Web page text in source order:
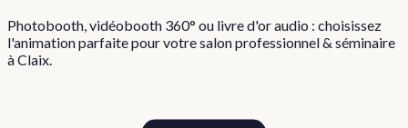
Photobooth, vidéobooth 360° ou livre d'or audio : choisissez
l'animation parfaite pour votresalon professionnel & séminaire
àClaix.